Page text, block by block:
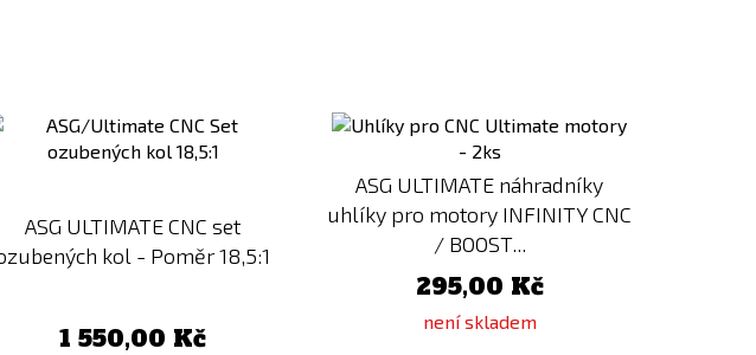
ASG ULTIMATE CNC set
kol - Poměr 18,5:1
1 550,00 Kč
ASG ULTIMATE náhradníky
uhlíky pro motory INFINITY CNC
/ BOOST...
295,00 Kč
není skladem
k